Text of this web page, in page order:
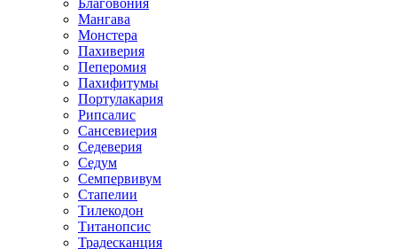
Благовония
Мангава
Монстера
Пахиверия
Пеперомия
Пахифитумы
Портулакария
Рипсалис
Сансевиерия
Седеверия
Седум
Семпервивум
Стапелии
Тилекодон
Титанопсис
Традесканция